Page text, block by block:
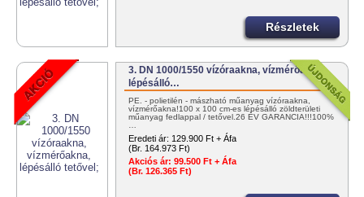
Részletek
3. DN 1000/1550 vízóraakna, vízmérőakna,
lépésálló…
PE. - polietilén - mászható műanyag vízóraakna,
vízmérőakna!100 x 100 cm-es lépésálló zöldterületi
műanyag fedlappal / tetővel.26 ÉV GARANCIA!!!100%
…
Eredeti ár: 129.900 Ft + Áfa
(Br. 164.973 Ft)
Akciós ár: 99.500 Ft + Áfa
(Br. 126.365 Ft)